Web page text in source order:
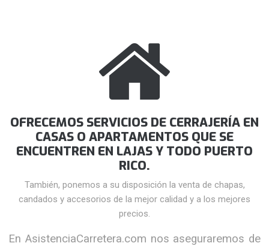
OFRECEMOS SERVICIOS DE CERRAJERÍA EN
CASAS O APARTAMENTOS QUE SE
ENCUENTREN EN LAJAS Y TODO PUERTO
RICO.
También, ponemos a su disposición la venta de chapas,
candados y accesorios de la mejor calidad y a los mejores
precios.
En AsistenciaCarretera.com nos aseguraremos de